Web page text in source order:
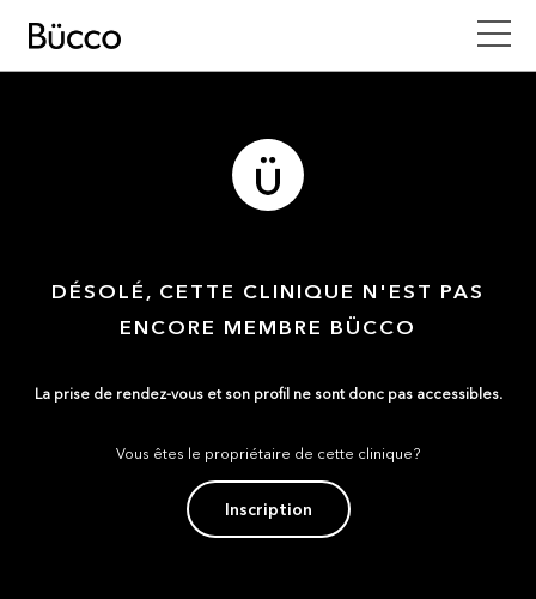
DÉSOLÉ, CETTE CLINIQUE N'EST PAS
ENCORE MEMBRE BÜCCO
La prise de rendez-vous et son profil ne sont donc pas accessibles.
Vous êtes le propriétaire de cette clinique?
Inscription